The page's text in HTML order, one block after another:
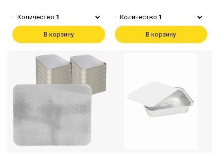
Количество:1
В корзину
Количество:1
В корзину